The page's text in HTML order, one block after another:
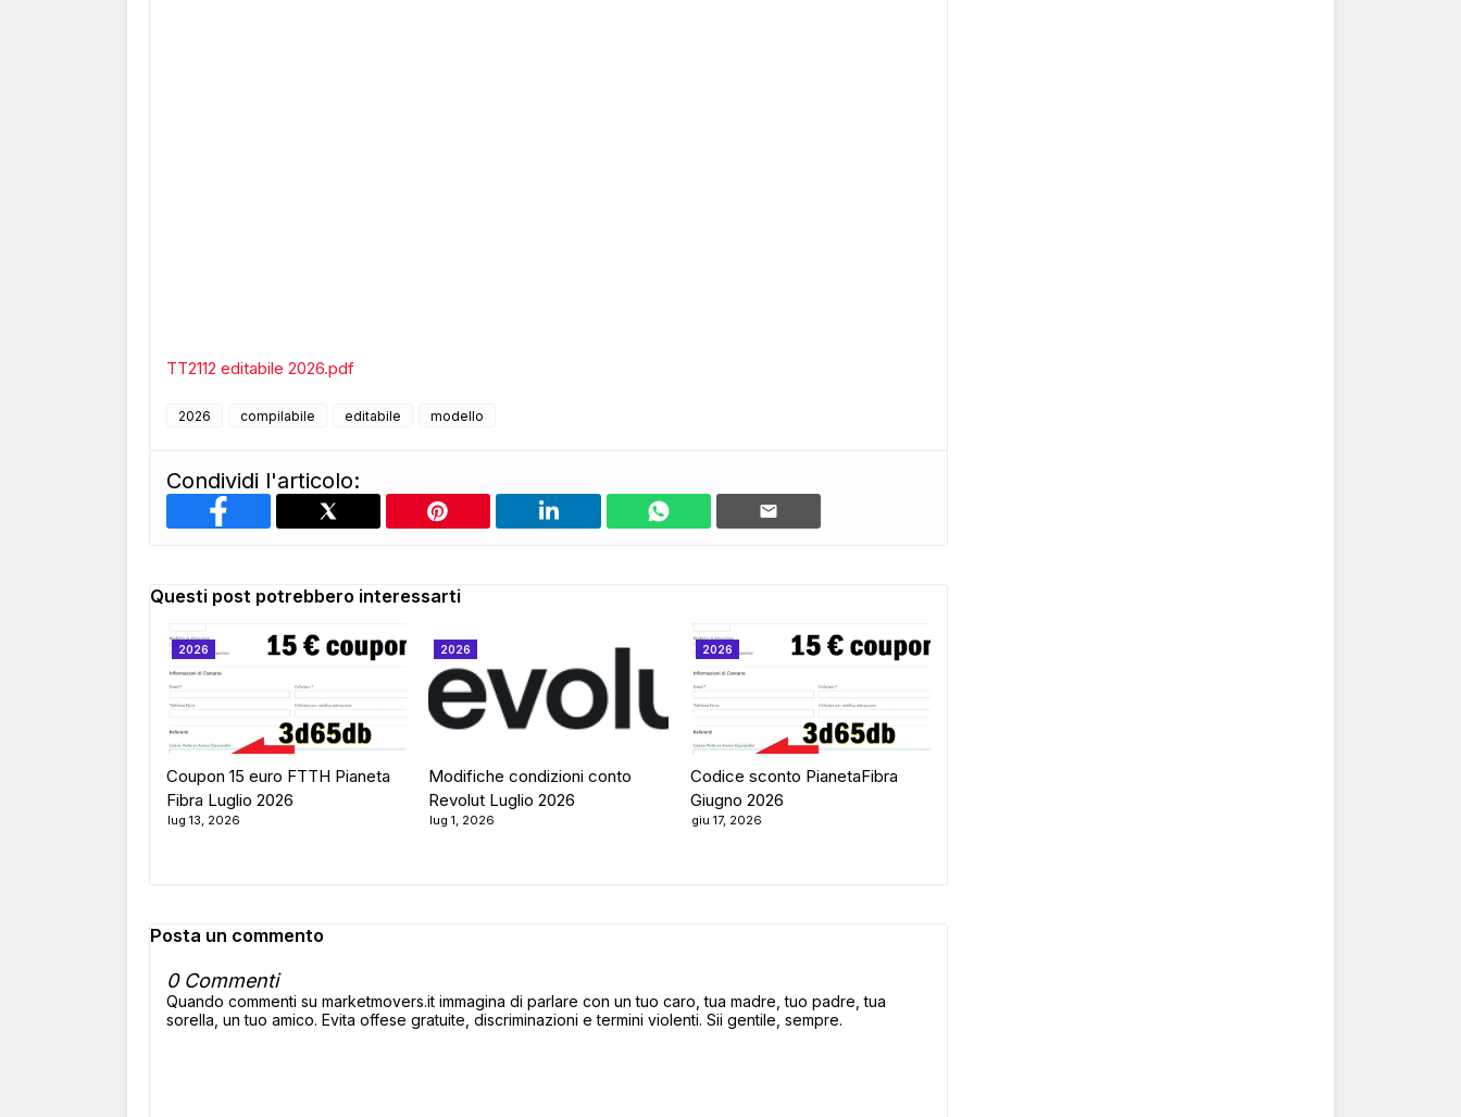
TT2112 editabile 2026.pdf
2026 compilabile editabile modello
Condividi l'articolo:
Questi post potrebbero interessarti
2026
Coupon 15 euro FTTH Pianeta
Fibra Luglio 2026
lug 13, 2026
2026
Modifiche condizioni conto
Revolut Luglio 2026
lug 1, 2026
2026
Codice sconto PianetaFibra
Giugno 2026
giu 17, 2026
Posta un commento
0 Commenti
Quando commenti su marketmovers.it immagina di parlare con un tuo caro, tua madre, tuo padre, tua
sorella, un tuo amico. Evita offese gratuite, discriminazioni e termini violenti. Sii gentile, sempre.